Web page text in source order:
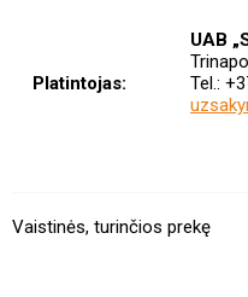
Platintojas:
UAB
Tel.:
Vaistinės, turinčios prekę